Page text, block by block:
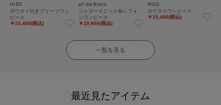
INED
ボウタイ付きプリーツワン
ピース
￥15,400(税込)
ef-de Black
ジャガードニット袖シフォ
ンワンピース
￥19,800(税込)
INED
ボウタイワンピース
￥15,400(税込)
一覧を見る
最近見たアイテム